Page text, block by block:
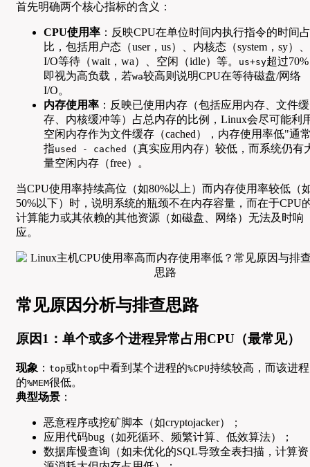
首先明确两个核心指标的含义：
CPU使用率 ：反映CPU在单位时间内执行指令的时间占
比，包括用户态（user，us）、内核态（system，sy）、
I/O等待（wait，wa）、空闲（idle）等。
us+sy超过70%
即视为高负载，若wa较高则说明CPU在等待磁盘/网络
I/O。
内存使用率 ：反映已使用内存（包括应用内存、文件缓
存、内核缓冲等）占总内存的比例，Linux会尽可能利
空闲内存作为文件缓存（cached），内存使用率低"通
指used - cached
（真实应用内存）较低，而系统仍有
量空闲内存（free）。
当CPU使用率持续高位（如80%以上）而内存使用率较低（
50%以下）时，说明系统的瓶颈不在内存容量，而在于CPU
计算能力或其依赖的其他资源（如磁盘、网络）无法及时响
应。
常见原因分析与排查思路
原因1：单个或多个进程异常占用CPU（最常见）
现象 ： top或htop中看到某个进程的%CPU持续较高，而该进程
的%MEM很低。
典型场景 ：
恶意程序或挖矿脚本（如cryptojacker）；
应用代码bug（如死循环、频繁计算、低效算法）；
数据库慢查询（如未优化的SQL导致全表扫描，计算资